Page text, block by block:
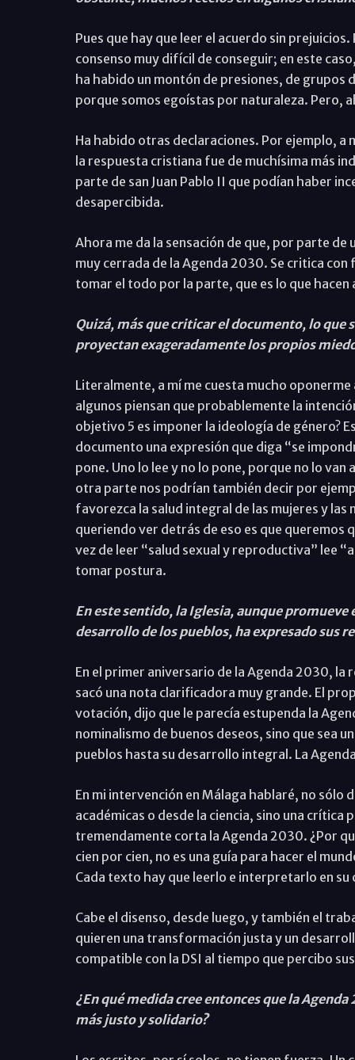
Pues que hay que leer el acuerdo sin
consenso muy difícil de conseguir; en este
ha habido un montón de presiones, de grupos
porque somos egoístas por naturaleza. Pero,
Ha habido otras declaraciones. Por ejemplo, a
la respuesta cristiana fue de muchísima más
parte de san Juan Pablo II que podían haber
desapercibida.
Ahora me da la sensación de que, por parte
muy cerrada de la Agenda 2030. Se critica
tomar el todo por la parte, que es lo que
Quizá, más que criticar el documento, lo que
proyectan exageradamente los propios
Literalmente, a mí me cuesta mucho
algunos piensan que probablemente la
objetivo 5 es imponer la ideología de género?
documento una expresión que diga “se
pone. Uno lo lee y no lo pone, porque no lo
otra parte nos podrían también decir por
favorezca la salud integral de las mujeres y las
queriendo ver detrás de eso es que queremos
vez de leer “salud sexual y reproductiva” lee
tomar postura.
En este sentido, la Iglesia, aunque
desarrollo de los pueblos, ha expresado sus
En el primer aniversario de la Agenda 2030, la
sacó una nota clarificadora muy grande. El
votación, dijo que le parecía estupenda la
nominalismo de buenos deseos, sino que sea
pueblos hasta su desarrollo integral. La
En mi intervención en Málaga hablaré, no sólo
académicas o desde la ciencia, sino una crítica
tremendamente corta la Agenda 2030. ¿Por
cien por cien, no es una guía para hacer el
Cada texto hay que leerlo e interpretarlo en
Cabe el disenso, desde luego, y también el
quieren una transformación justa y un
compatible con la DSI al tiempo que percibo
¿En qué medida cree entonces que la
más justo y solidario?